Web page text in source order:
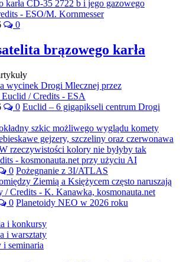
0
brązowego karła
0 Euclid – 6 gigapikseli centrum Drogi
0 Pożegnanie z 3I/ATLAS
0 Planetoidy NEO w 2026 roku
i konkursy
i warsztaty
i seminaria